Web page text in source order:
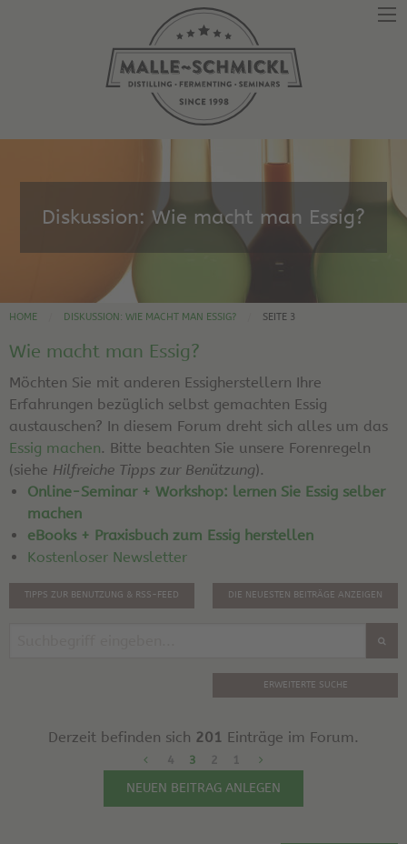
Diskussion: Wie macht man Essig?
HOME DISKUSSION: WIE MACHT MAN ESSIG? SEITE 3
Wie macht man Essig?
Möchten Sie mit anderen Essigherstellern Ihre
Erfahrungen bezüglich selbst gemachten Essig
austauschen? In diesem Forum dreht sich alles um das
Essig machen. Bitte beachten Sie unsere Forenregeln
(siehe Hilfreiche Tipps zur Benützung).
Online-Seminar + Workshop: lernen Sie Essig selber
machen
eBooks + Praxisbuch zum Essig herstellen
Kostenloser Newsletter
TIPPS ZUR BENUTZUNG & RSS-FEED DIE NEUESTEN BEITRÄGE ANZEIGEN
ERWEITERTE SUCHE
Derzeit befinden sich 201 Einträge im Forum.
4 3 2 1
NEUEN BEITRAG ANLEGEN